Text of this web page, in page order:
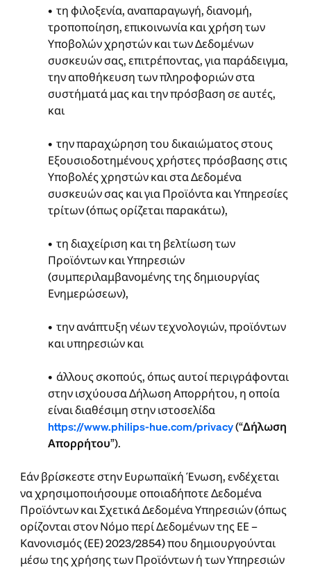
• τη φιλοξενία, αναπαραγωγή, διανομή,
τροποποίηση, επικοινωνία και χρήση των
Υποβολών χρηστών και των Δεδομένων
συσκευών σας, επιτρέποντας, για παράδειγμα,
την αποθήκευση των πληροφοριών στα
συστήματά μας και την πρόσβαση σε αυτές,
και
• την παραχώρηση του δικαιώματος στους
Εξουσιοδοτημένους χρήστες πρόσβασης στις
Υποβολές χρηστών και στα Δεδομένα
συσκευών σας και για Προϊόντα και Υπηρεσίες
τρίτων (όπως ορίζεται παρακάτω),
• τη διαχείριση και τη βελτίωση των
Προϊόντων και Υπηρεσιών
(συμπεριλαμβανομένης της δημιουργίας
Ενημερώσεων),
• την ανάπτυξη νέων τεχνολογιών, προϊόντων
και υπηρεσιών και
• άλλους σκοπούς, όπως αυτοί περιγράφονται
στην ισχύουσα Δήλωση Απορρήτου, η οποία
είναι διαθέσιμη στην ιστοσελίδα
https://www.philips-hue.com/privacy(“Δήλωση
Απορρήτου”).
Εάν βρίσκεστε στην Ευρωπαϊκή Ένωση, ενδέχεται
να χρησιμοποιήσουμε οποιαδήποτε Δεδομένα
Προϊόντων και Σχετικά Δεδομένα Υπηρεσιών (όπως
ορίζονται στον Νόμο περί Δεδομένων της ΕΕ –
Κανονισμός (ΕΕ) 2023/2854) που δημιουργούνται
μέσω της χρήσης των Προϊόντων ή των Υπηρεσιών